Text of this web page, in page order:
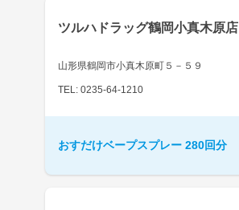
ツルハドラッグ鶴岡小真木原店
山形県鶴岡市小真木原町５－５９
TEL: 0235-64-1210
おすだけベープスプレー 280回分